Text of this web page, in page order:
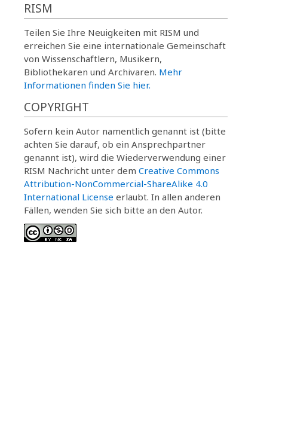
RISM
Teilen Sie Ihre Neuigkeiten mit RISM und
erreichen Sie eine internationale Gemeinschaft
von Wissenschaftlern, Musikern,
Bibliothekaren und Archivaren. Mehr
Informationen finden Sie hier.
COPYRIGHT
Sofern kein Autor namentlich genannt ist (bitte
achten Sie darauf, ob ein Ansprechpartner
genannt ist), wird die Wiederverwendung einer
RISM Nachricht unter dem Creative Commons
Attribution-NonCommercial-ShareAlike 4.0
International License erlaubt. In allen anderen
Fällen, wenden Sie sich bitte an den Autor.